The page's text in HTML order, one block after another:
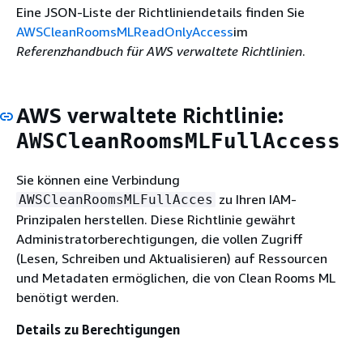
Eine JSON-Liste der Richtliniendetails finden Sie
AWSCleanRoomsMLReadOnlyAccessim
Referenzhandbuch für AWS verwaltete Richtlinien.
AWS verwaltete Richtlinie:
AWSCleanRoomsMLFullAccess
Sie können eine Verbindung
AWSCleanRoomsMLFullAcces zu Ihren IAM-
Prinzipalen herstellen. Diese Richtlinie gewährt
Administratorberechtigungen, die vollen Zugriff
(Lesen, Schreiben und Aktualisieren) auf Ressourcen
und Metadaten ermöglichen, die von Clean Rooms ML
benötigt werden.
Details zu Berechtigungen